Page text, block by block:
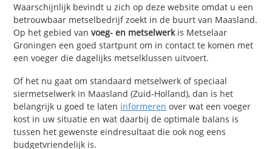
Waarschijnlijk bevindt u zich op deze website omdat u een
betrouwbaar metselbedrijf zoekt in de buurt van Maasland.
Op het gebied van voeg- en metselwerkis Metselaar
Groningen een goed startpunt om in contact te komen met
een voeger die dagelijks metselklussen uitvoert.
Of het nu gaat om standaard metselwerk of speciaal
siermetselwerk in Maasland (Zuid-Holland), dan is het
belangrijk u goed te laten informeren over wat een voeger
kost in uw situatie en wat daarbij de optimale balans is
tussen het gewenste eindresultaat die ook nog eens
budgetvriendelijk is.